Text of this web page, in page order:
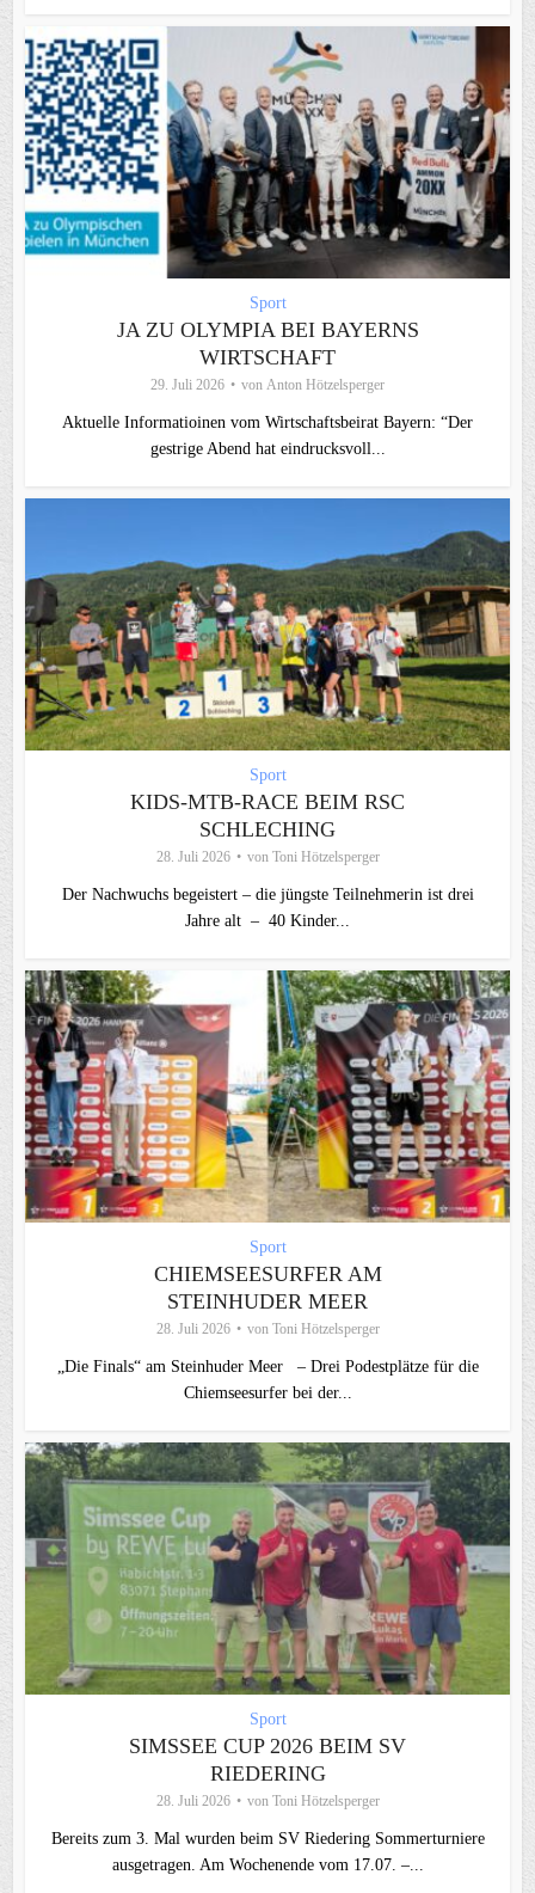
Sport
JA ZU OLYMPIA BEI BAYERNS
WIRTSCHAFT
29. Juli 2026 von Anton Hötzelsperger
Aktuelle Informatioinen vom Wirtschaftsbeirat Bayern: “Der
gestrige Abend hat eindrucksvoll...
Sport
KIDS-MTB-RACE BEIM RSC
SCHLECHING
28. Juli 2026 von Toni Hötzelsperger
Der Nachwuchs begeistert – die jüngste Teilnehmerin ist drei
Jahre alt – 40 Kinder...
Sport
CHIEMSEESURFER AM
STEINHUDER MEER
28. Juli 2026 von Toni Hötzelsperger
„Die Finals“ am Steinhuder Meer – Drei Podestplätze für die
Chiemseesurfer bei der...
Sport
SIMSSEE CUP 2026 BEIM SV
RIEDERING
28. Juli 2026 von Toni Hötzelsperger
Bereits zum 3. Mal wurden beim SV Riedering Sommerturniere
ausgetragen. Am Wochenende vom 17.07. –...